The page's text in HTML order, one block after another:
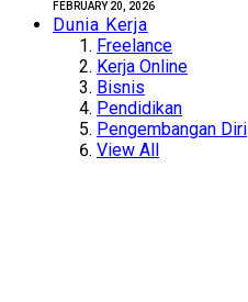
FEBRUARY 20, 2026
Dunia Kerja
Freelance
Kerja Online
Bisnis
Pendidikan
Pengembangan Diri
View All